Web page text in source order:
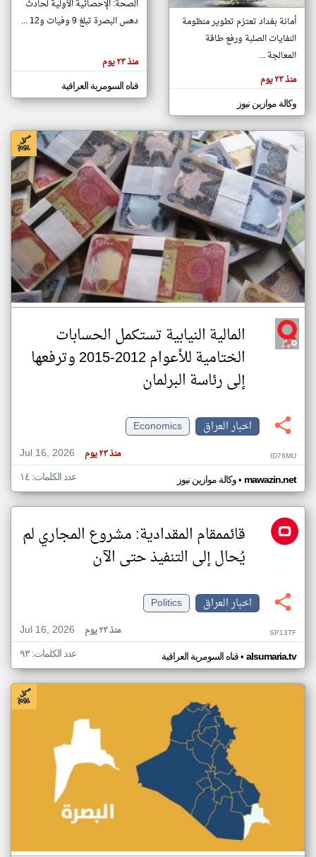
مصادر الأخبار من العراق
اخبار العراق على مدار الساعة
أهم اخبار العراق العاجلة والمباشرة
الموجوده
هنا عن
كاتبيها.
أمانة بغداد تعتزم تطوير منظومة
النفايات الصلبة ورفع طاقة
المعالجة ...
منذ ٢٣ يوم
وكالة موازين نيوز
الصحة: الإحصائية الأولية لحادث
دهس البصرة تبلغ 9 وفيات و12 ...
منذ ٢٣ يوم
قناه السومرية العراقية
المالية النيابية تستكمل الحسابات
الختامية للأعوام 2012-2015 وترفعها
إلى رئاسة البرلمان
اخبار العراق
Economics
Jul 16, 2026
منذ ٢٣ يوم ID76MU
وكالة موازين نيوز• mawazin.net عدد الكلمات: ١٤
قائممقام المقدادية: مشروع المجاري لم
يُحال إلى التنفيذ حتى الآن
اخبار العراق
Politics
Jul 16, 2026
منذ ٢٣ يوم SP13TF
قناه السومرية العراقية• alsumaria.tv عدد الكلمات: ٩٣
klyoum.com